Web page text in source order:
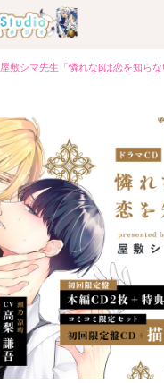
屋敷シマ先生「憐れなβは恋を知ら